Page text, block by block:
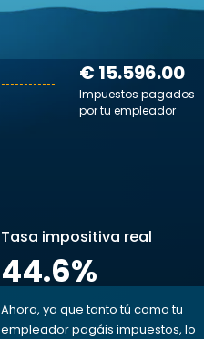
€ 15.596.00
Impuestos pagados
por tu empleador
Tasa impositiva real
44.6%
Ahora, ya que tanto tú como tu
empleador pagáis impuestos, lo